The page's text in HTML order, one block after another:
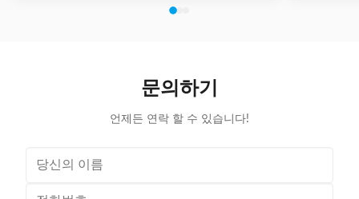
system. It can achieve wedge length setting, feeding,
machine control interface, it has the
문의하기
언제든 연락 할 수 있습니다!